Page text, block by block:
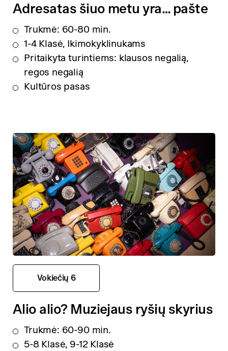
Adresatas šiuo metu yra… pašte
Trukmė: 60-80 min.
1-4 Klasė, Ikimokyklinukams
Pritaikyta turintiems: klausos negalią,
regos negalią
Kultūros pasas
Vokiečių 6
Alio alio? Muziejaus ryšių skyrius
Trukmė: 60-90 min.
5-8 Klasė, 9-12 Klasė